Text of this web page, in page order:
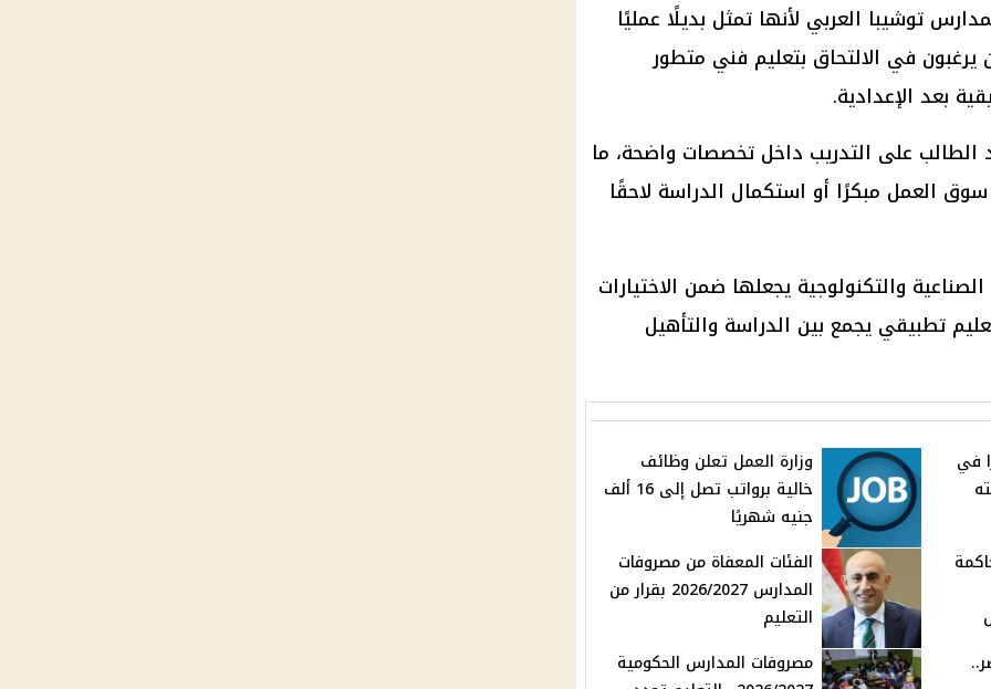
توشيبا العربي لأنها تمثل بديلًا عمليًا
يرغبون في الالتحاق بتعليم فني متطور
بعد الإعدادية.
الطالب على التدريب داخل تخصصات واضحة، ما
العمل مبكرًا أو استكمال الدراسة لاحقًا
والتكنولوجية يجعلها ضمن الاختيارات
تطبيقي يجمع بين الدراسة والتأهيل
في
وزارة العمل تعلن وظائف
خالية برواتب تصل إلى 16 ألف
جنيه شهريًا
الفئات المعفاة من مصروفات
المدارس 2026/2027 بقرار من
التعليم
مصروفات المدارس الحكومية